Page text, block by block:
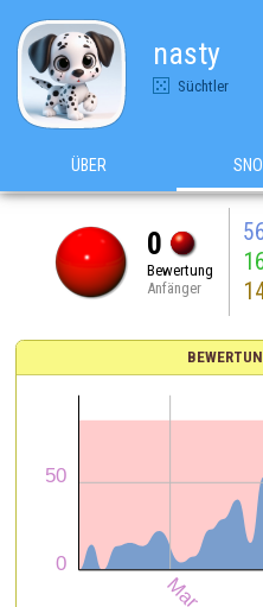
nasty
Süchtler
ÜBER
0
Bewertung
Anfänger